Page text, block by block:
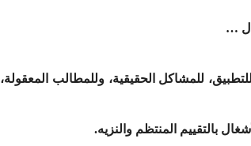
…
للمشاكل الحقيقية، وللمطالب المعقولة،
بالتقييم المنتظم والنزيه.